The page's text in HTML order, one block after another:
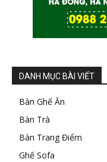
DANH MỤC BÀI VIẾT
Bàn Ghế Ăn
Bàn Trà
Bàn Trang Điểm
Ghế Sofa